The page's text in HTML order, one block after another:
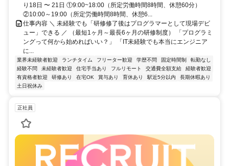
り18日 〜 21日 ①9:00~18:00（所定労働時間8時間、休憩60分）
②10:00～19:00（所定労働時間8時間、休憩6...
仕事内容 ＼ 未経験でも「研修修了後はプログラマーとして現場デビ
ュー」できる ／ （最短1ヶ月～最長6ヶ月の研修制度） 「プログラミ
ングって何から始めればいい？」 「IT未経験でも本当にエンジニア
に...
業界未経験者歓迎 ランチタイム フリーター歓迎 学歴不問 固定時間制
転勤なし
経験不問
未経験者歓迎 住宅手当あり フルリモート 交通費全額支給
経験者歓迎
有資格者歓迎
研修あり 在宅OK 賞与あり 育休あり 駅近5分以内
長期休暇あり
土日祝休み
正社員